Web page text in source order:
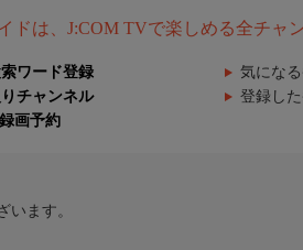
ドは、J:COM TVで楽しめる全チャ
ワード登録 気にな
チャンネル 登録し
画予約
います。